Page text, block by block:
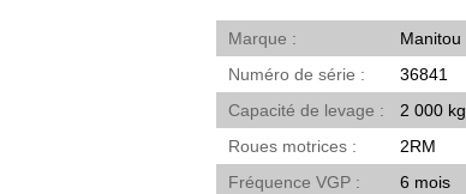
Marque Manitou
Numéro de série
36841
Capacité de levage
2 000 kg
Roues motrices
2RM
Fréquence VGP
6 mois